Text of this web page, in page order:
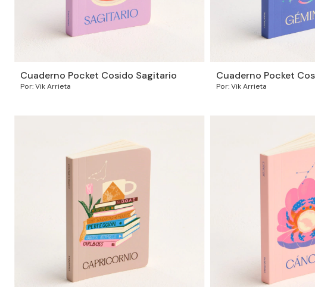
Cuaderno Pocket Cosido Sagitario
Por: Vik Arrieta
Cuaderno Pocket
Por: Vik Arrieta